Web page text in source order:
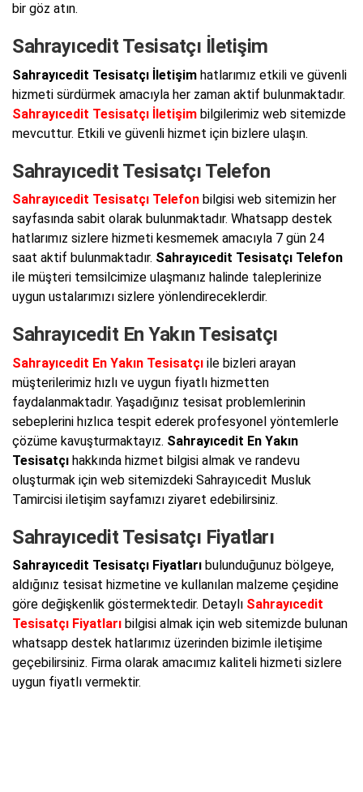
bir göz atın.
Sahrayıcedit Tesisatçı İletişim
Sahrayıcedit Tesisatçı İletişim hatlarımız etkili ve güvenli
hizmeti sürdürmek amacıyla her zaman aktif bulunmaktadır.
Sahrayıcedit Tesisatçı İletişim bilgilerimiz web sitemizde
mevcuttur. Etkili ve güvenli hizmet için bizlere ulaşın.
Sahrayıcedit Tesisatçı Telefon
Sahrayıcedit Tesisatçı Telefon bilgisi web sitemizin her
sayfasında sabit olarak bulunmaktadır. Whatsapp destek
hatlarımız sizlere hizmeti kesmemek amacıyla 7 gün 24
saat aktif bulunmaktadır. Sahrayıcedit Tesisatçı Telefon
ile müşteri temsilcimize ulaşmanız halinde taleplerinize
uygun ustalarımızı sizlere yönlendireceklerdir.
Sahrayıcedit En Yakın Tesisatçı
Sahrayıcedit En Yakın Tesisatçı ile bizleri arayan
müşterilerimiz hızlı ve uygun fiyatlı hizmetten
faydalanmaktadır. Yaşadığınız tesisat problemlerinin
sebeplerini hızlıca tespit ederek profesyonel yöntemlerle
çözüme kavuşturmaktayız. Sahrayıcedit En Yakın
Tesisatçı hakkında hizmet bilgisi almak ve randevu
oluşturmak için web sitemizdeki Sahrayıcedit Musluk
Tamircisi iletişim sayfamızı ziyaret edebilirsiniz.
Sahrayıcedit Tesisatçı Fiyatları
Sahrayıcedit Tesisatçı Fiyatları bulunduğunuz bölgeye,
aldığınız tesisat hizmetine ve kullanılan malzeme çeşidine
göre değişkenlik göstermektedir. Detaylı Sahrayıcedit
Tesisatçı Fiyatları bilgisi almak için web sitemizde bulunan
whatsapp destek hatlarımız üzerinden bizimle iletişime
geçebilirsiniz. Firma olarak amacımız kaliteli hizmeti sizlere
uygun fiyatlı vermektir.